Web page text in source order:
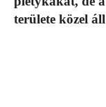
területe közel